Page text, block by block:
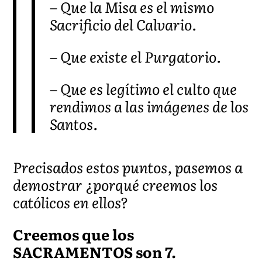
– Que la Misa es el mismo
Sacrificio del Calvario.
– Que existe el Purgatorio.
– Que es legítimo el culto que
rendimos a las imágenes de los
Santos.
Precisados estos puntos, pasemos a
demostrar ¿porqué creemos los
católicos en ellos?
Creemos que los
SACRAMENTOS son 7.